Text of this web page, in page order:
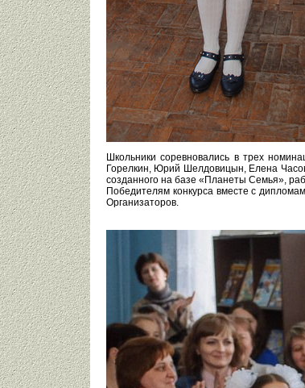
Школьники соревновались в трех
Горелкин, Юрий Шелдовицын, Елена
созданного на базе «Планеты Семья»,
Победителям конкурса вместе с
Организаторов.